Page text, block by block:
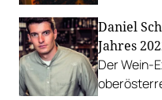
Daniel
Jahres
Der Wein-